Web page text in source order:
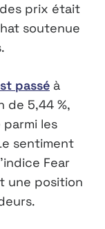
prix était
soutenue
passé à
de 5,44 %,
les
sentiment
Fear
une position